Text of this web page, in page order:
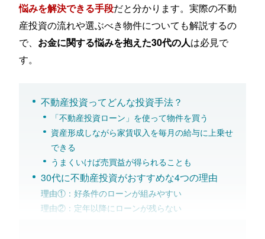
悩みを解決できる手段だと分かります。実際の不動
産投資の流れや選ぶべき物件についても解説するの
で、 お金に関する悩みを抱えた30代の人は必見で
す。
不動産投資ってどんな投資手法？
「不動産投資ローン」を使って物件を買う
資産形成しながら家賃収入を毎月の給与に上乗せ
できる
うまくいけば売買益が得られることも
30代に不動産投資がおすすめな4つの理由
理由①：好条件のローンが組みやすい
理由②：定年以降にローンが残らない